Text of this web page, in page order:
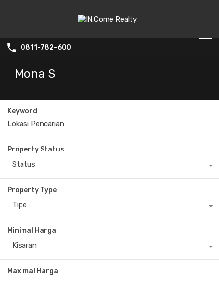
0811-782-600
Mona S
Keyword
Property Status
Status
Property Type
Tipe
Minimal Harga
Kisaran
Maximal Harga